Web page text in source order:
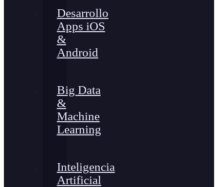
Desarrollo
Apps iOS
&
Android
Big Data
&
Machine
Learning
Inteligencia
Artificial